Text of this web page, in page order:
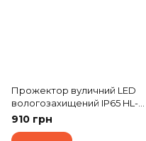
Прожектор вуличний LED
вологозахищений IP65 HL-
13/50W CW COB сірий
910 грн